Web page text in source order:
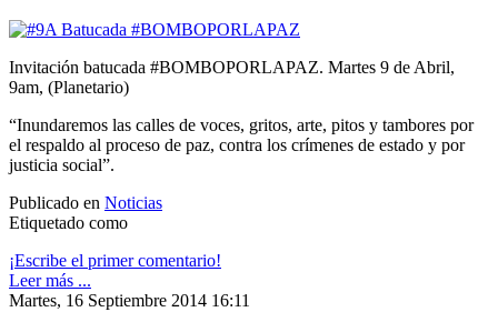
Invitación batucada #BOMBOPORLAPAZ. Martes 9 de Abril,
9am, (Planetario)
“Inundaremos las calles de voces, gritos, arte, pitos y tambores por
el respaldo al proceso de paz, contra los crímenes de estado y por
justicia social”.
Publicado en Noticias
Etiquetado como
¡Escribe el primer comentario!
Leer más ...
Martes, 16 Septiembre 2014 16:11